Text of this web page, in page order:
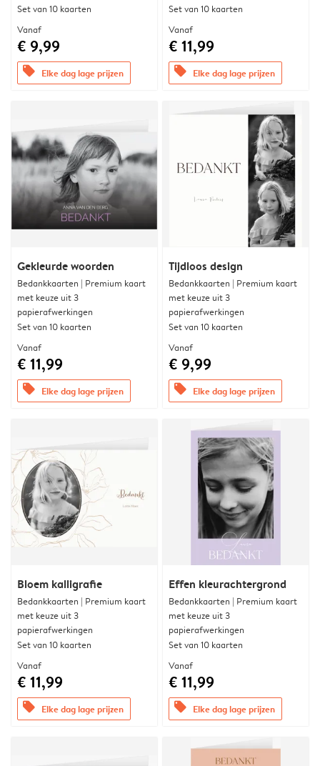
Set van 10 kaarten
Vanaf
€ 9,99
offers Elke dag lage prijzen
Set van 10 kaarten
Vanaf
€ 11,99
offers Elke dag lage prijzen
Gekleurde woorden
Bedankkaarten | Premium kaart
met keuze uit 3
papierafwerkingen
Set van 10 kaarten
Vanaf
€ 11,99
offers Elke dag lage prijzen
Tijdloos design
Bedankkaarten | Premium kaart
met keuze uit 3
papierafwerkingen
Set van 10 kaarten
Vanaf
€ 9,99
offers Elke dag lage prijzen
Bloem kalligrafie
Bedankkaarten | Premium kaart
met keuze uit 3
papierafwerkingen
Set van 10 kaarten
Vanaf
€ 11,99
offers Elke dag lage prijzen
Effen kleurachtergrond
Bedankkaarten | Premium kaart
met keuze uit 3
papierafwerkingen
Set van 10 kaarten
Vanaf
€ 11,99
offers Elke dag lage prijzen